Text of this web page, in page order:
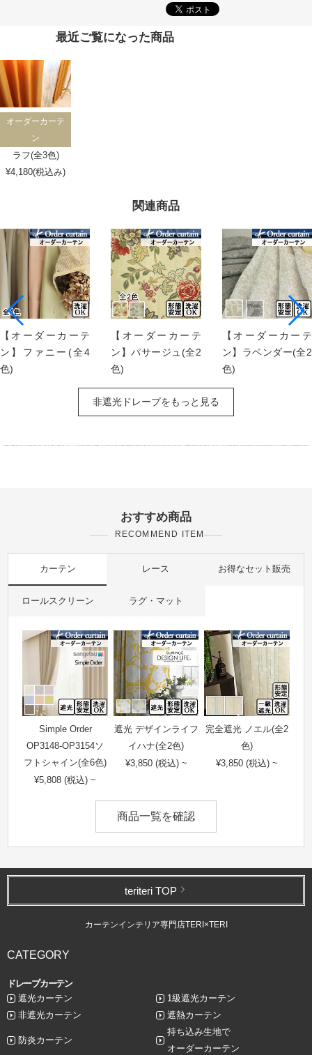
関連商品
【オーダーカーテ
ン】ファニー(全4
色)
【オーダーカーテ
ン】パサージュ(全2
色)
【オーダーカーテ
ン】ラベンダー(全2
色)
非遮光ドレープをもっと見る
最近ご覧になった商品
オーダーカーテ
ン
ラフ(全3色)
¥4,180(税込み)
おすすめ商品
RECOMMEND ITEM
カーテン レース お得なセット販売
ロールスクリーン ラグ・マット
Simple Order
OP3148-OP3154ソ
フトシャイン(全6色)
¥5,808 (税込) ~
遮光 デザインライフ
イハナ(全2色)
¥3,850 (税込) ~
完全遮光 ノエル(全2
色)
¥3,850 (税込) ~
商品一覧を確認
teriteri TOP
カーテンインテリア専門店TERI×TERI
CATEGORY
ドレープカーテン
遮光カーテン
1級遮光カーテン
非遮光カーテン
遮熱カーテン
防炎カーテン
持ち込み生地で
オーダーカーテン